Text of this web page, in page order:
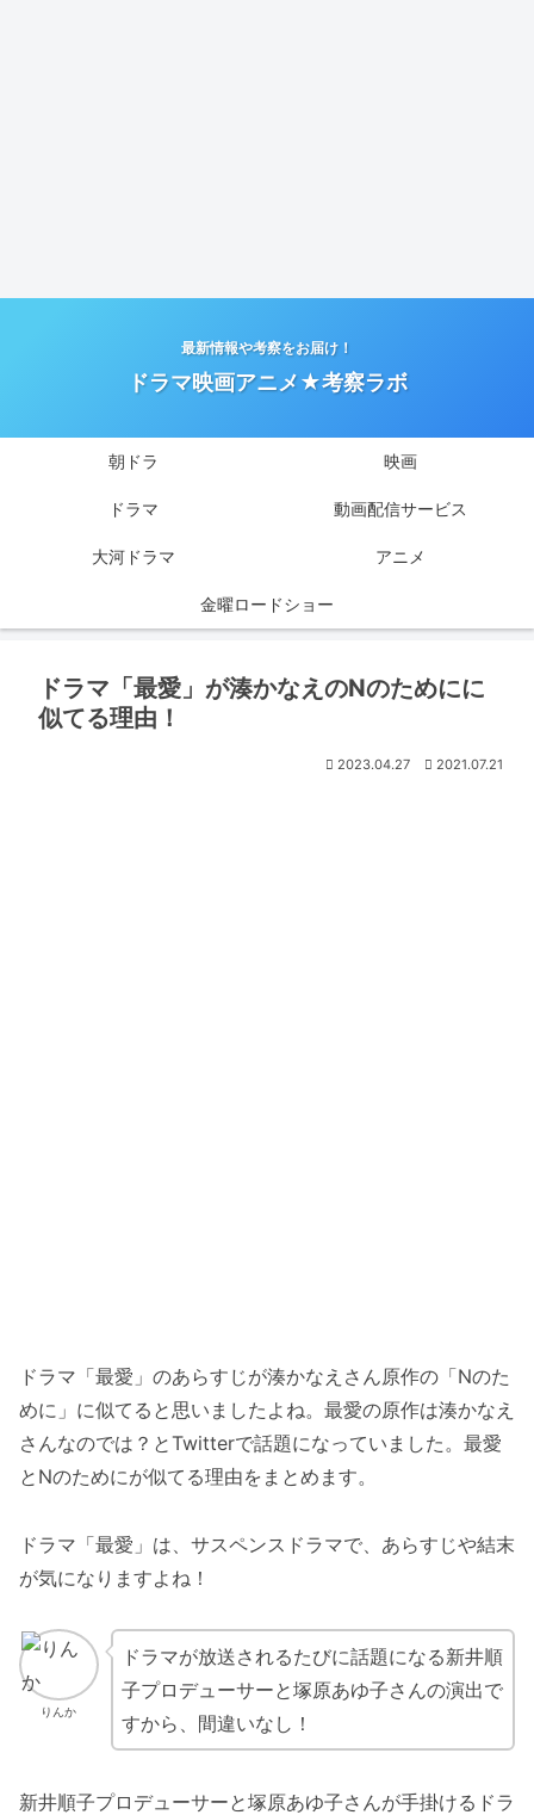
最新情報や考察をお届け！
ドラマ映画アニメ★考察ラボ
朝ドラ 映画
ドラマ 動画配信サービス
大河ドラマ アニメ
金曜ロードショー
ドラマ「最愛」が湊かなえのNのためにに
似てる理由！
2023.04.27 2021.07.21
ドラマ「最愛」のあらすじが湊かなえさん原作の「Nのた
めに」に似てると思いましたよね。最愛の原作は湊かなえ
さんなのでは？とTwitterで話題になっていました。最愛
とNのためにが似てる理由をまとめます。
ドラマ「最愛」は、サスペンスドラマで、あらすじや結末
が気になりますよね！
りんか
ドラマが放送されるたびに話題になる新井順
子プロデューサーと塚原あゆ子さんの演出で
すから、間違いなし！
新井順子プロデューサーと塚原あゆ子さんが手掛けるドラ